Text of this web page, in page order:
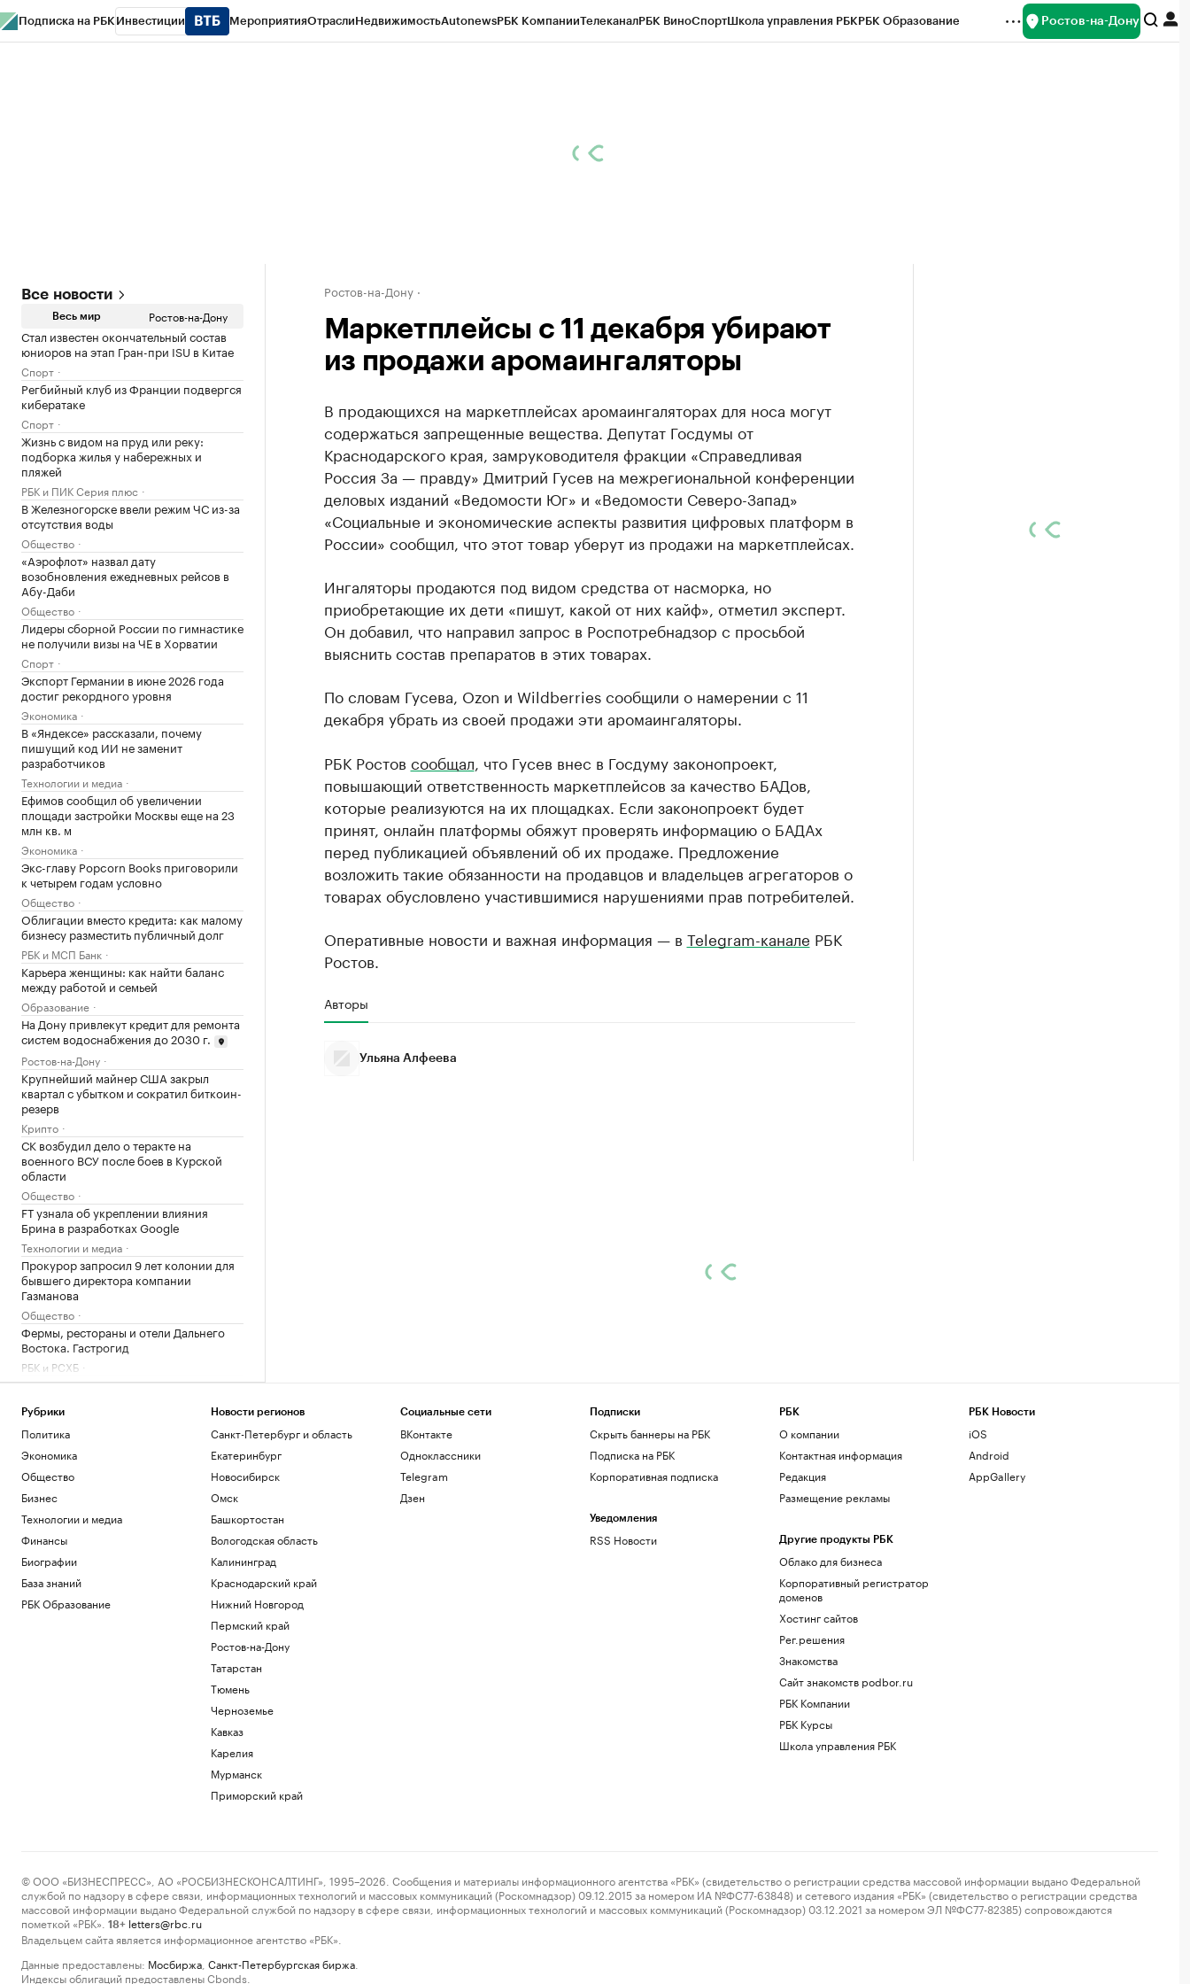
Подписка на РБК Инвестиции МероприятияОтраслиНедвижимостьAutonewsРБК КомпанииТелеканалРБК ВиноСпортШкола управления РБКРБК Образование Ростов-на-Дону
Все новости
Весь мир Ростов-на-Дону
Стал известен окончательный состав
юниоров на этап Гран-при ISU в Китае
Спорт
Регбийный клуб из Франции подвергся
кибератаке
Спорт
Жизнь с видом на пруд или реку:
подборка жилья у набережных и
пляжей
РБК и ПИК Серия плюс
В Железногорске ввели режим ЧС из-за
отсутствия воды
Общество
«Аэрофлот» назвал дату
возобновления ежедневных рейсов в
Абу-Даби
Общество
Лидеры сборной России по гимнастике
не получили визы на ЧЕ в Хорватии
Спорт
Экспорт Германии в июне 2026 года
достиг рекордного уровня
Экономика
В «Яндексе» рассказали, почему
пишущий код ИИ не заменит
разработчиков
Технологии и медиа
Ефимов сообщил об увеличении
площади застройки Москвы еще на 23
млн кв. м
Экономика
Экс-главу Popcorn Books приговорили
к четырем годам условно
Общество
Облигации вместо кредита: как малому
бизнесу разместить публичный долг
РБК и МСП Банк
Карьера женщины: как найти баланс
между работой и семьей
Образование
На Дону привлекут кредит для ремонта
систем водоснабжения до 2030 г.
Ростов-на-Дону
Крупнейший майнер США закрыл
квартал с убытком и сократил биткоин-
резерв
Крипто
СК возбудил дело о теракте на
военного ВСУ после боев в Курской
области
Общество
FT узнала об укреплении влияния
Брина в разработках Google
Технологии и медиа
Прокурор запросил 9 лет колонии для
бывшего директора компании
Газманова
Общество
Фермы, рестораны и отели Дальнего
Востока. Гастрогид
РБК и РСХБ
Турция, Саудовская Аравия и Пакистан
обороне
Политика
Российский пловец заявил, что в
Париже на ЧЕ «воняет мочой и
помойками»
Спорт
Ростов-на-Дону
Маркетплейсы с 11 декабря убирают
из продажи аромаингаляторы
В продающихся на маркетплейсах аромаингаляторах для носа могут
содержаться запрещенные вещества. Депутат Госдумы от
Краснодарского края, замруководителя фракции «Справедливая
Россия За — правду» Дмитрий Гусев на межрегиональной конференции
деловых изданий «Ведомости Юг» и «Ведомости Северо-Запад»
«Социальные и экономические аспекты развития цифровых платформ в
России» сообщил, что этот товар уберут из продажи на маркетплейсах.
Ингаляторы продаются под видом средства от насморка, но
приобретающие их дети «пишут, какой от них кайф», отметил эксперт.
Он добавил, что направил запрос в Роспотребнадзор с просьбой
выяснить состав препаратов в этих товарах.
По словам Гусева, Ozon и Wildberries сообщили о намерении с 11
декабря убрать из своей продажи эти аромаингаляторы.
РБК Ростов сообщал , что Гусев внес в Госдуму законопроект,
повышающий ответственность маркетплейсов за качество БАДов,
которые реализуются на их площадках. Если законопроект будет
принят, онлайн платформы обяжут проверять информацию о БАДАх
перед публикацией объявлений об их продаже. Предложение
возложить такие обязанности на продавцов и владельцев агрегаторов о
товарах обусловлено участившимися нарушениями прав потребителей.
Оперативные новости и важная информация — в Telegram-канале РБК
Ростов.
Авторы
Ульяна Алфеева
Рубрики
Политика
Экономика
Общество
Бизнес
Технологии и медиа
Финансы
Биографии
База знаний
РБК Образование
Новости регионов
Санкт-Петербург и область
Екатеринбург
Новосибирск
Омск
Башкортостан
Вологодская область
Калининград
Краснодарский край
Нижний Новгород
Пермский край
Ростов-на-Дону
Татарстан
Тюмень
Черноземье
Кавказ
Карелия
Мурманск
Приморский край
Социальные сети
ВКонтакте
Одноклассники
Telegram
Дзен
Подписки
Скрыть баннеры на РБК
Подписка на РБК
Корпоративная подписка
Уведомления
RSS Новости
РБК
О компании
Контактная информация
Редакция
Размещение рекламы
Другие продукты РБК
Облако для бизнеса
Корпоративный регистратор
доменов
Хостинг сайтов
Рег.решения
Знакомства
Сайт знакомств podbor.ru
РБК Компании
РБК Курсы
Школа управления РБК
РБК Новости
iOS
Android
AppGallery
© ООО «БИЗНЕСПРЕСС», АО «РОСБИЗНЕСКОНСАЛТИНГ», 1995–2026. Сообщения и материалы информационного агентства «РБК» (свидетельство о регистрации средства массовой информации выдано Федеральной
службой по надзору в сфере связи, информационных технологий и массовых коммуникаций (Роскомнадзор) 09.12.2015 за номером ИА №ФС77-63848) и сетевого издания «РБК» (свидетельство о регистрации средства
массовой информации выдано Федеральной службой по надзору в сфере связи, информационных технологий и массовых коммуникаций (Роскомнадзор) 03.12.2021 за номером ЭЛ №ФС77-82385) сопровождаются
пометкой «РБК».
18+ letters@rbc.ru
Владельцем сайта является информационное агентство «РБК».
Данные предоставлены: Мосбиржа Санкт-Петербургская биржа
Индексы облигаций предоставлены Cbonds.